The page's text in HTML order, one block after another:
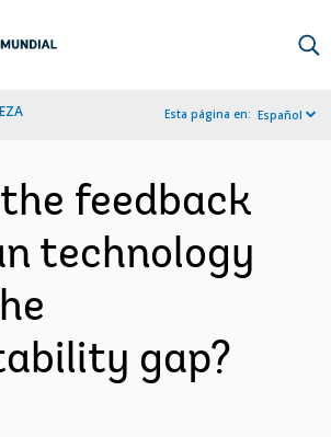
Esta página en: Español
feedback
technology
gap?